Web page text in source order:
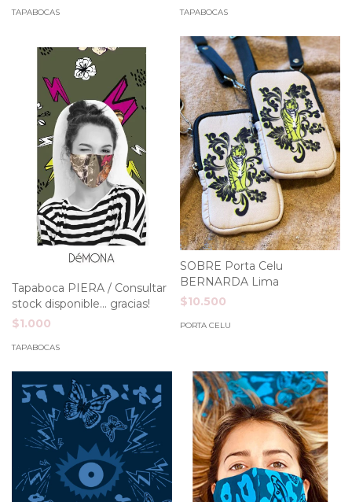
TAPABOCAS TAPABOCAS
Tapaboca PIERA / Consultar
stock disponible... gracias!
$1.000
TAPABOCAS
SOBRE Porta Celu
BERNARDA Lima
$10.500
PORTA CELU